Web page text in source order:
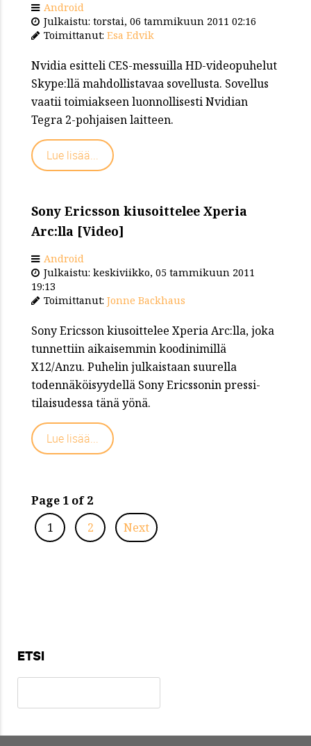
Android
Julkaistu: torstai, 06 tammikuun 2011 02:16
Toimittanut: Esa Edvik
Nvidia esitteli CES-messuilla HD-videopuhelut
Skype:llä mahdollistavaa sovellusta. Sovellus
vaatii toimiakseen luonnollisesti Nvidian
Tegra 2-pohjaisen laitteen.
Lue lisää...
Sony Ericsson kiusoittelee Xperia
Arc:lla [Video]
Android
Julkaistu: keskiviikko, 05 tammikuun 2011
19:13
Toimittanut: Jonne Backhaus
Sony Ericsson kiusoittelee Xperia Arc:lla, joka
tunnettiin aikaisemmin koodinimillä
X12/Anzu. Puhelin julkaistaan suurella
todennäköisyydellä Sony Ericssonin pressi-
tilaisudessa tänä yönä.
Lue lisää...
Page 1 of 2
1
2 Next
ETSI